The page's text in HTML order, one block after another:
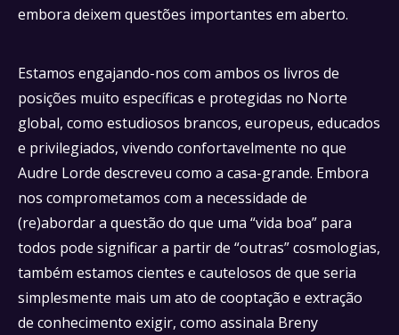
embora deixem questões importantes em aberto.
Estamos engajando-nos com ambos os livros de
posições muito específicas e protegidas no Norte
global, como estudiosos brancos, europeus, educados
e privilegiados, vivendo confortavelmente no que
Audre Lorde descreveu como a casa-grande. Embora
nos comprometamos com a necessidade de
(re)abordar a questão do que uma “vida boa” para
todos pode significar a partir de “outras” cosmologias,
também estamos cientes e cautelosos de que seria
simplesmente mais um ato de cooptação e extração
de conhecimento exigir, como assinala Breny